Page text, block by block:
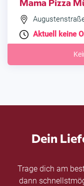
Aktuell keine
Dein
Trage dich am
dann